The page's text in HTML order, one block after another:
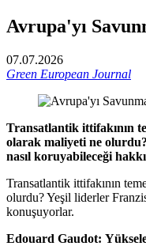
Avrupa'yı
07.07.2026
Green European Journal
Transatlantik ittifakının
olarak maliyeti ne
nasıl koruyabileceği
Transatlantik ittifakının
olurdu? Yeşil liderler
konuşuyorlar.
Edouard Gaudot: